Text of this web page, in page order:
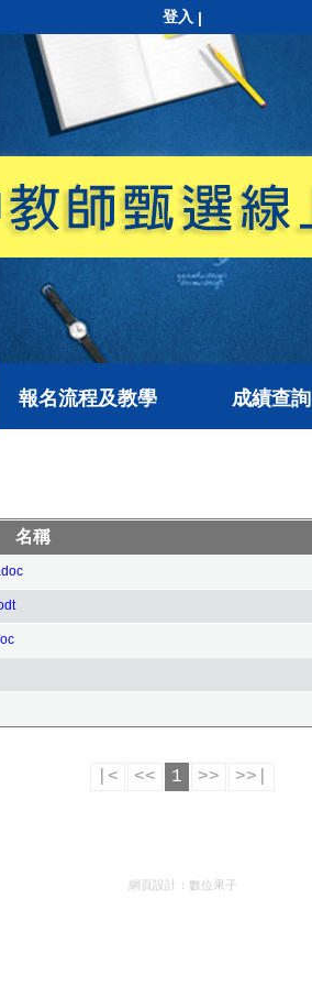
登入 |
報名流程及教學 成績查詢
名稱
|< << 1 >> >>|
網頁設計： 數位果子